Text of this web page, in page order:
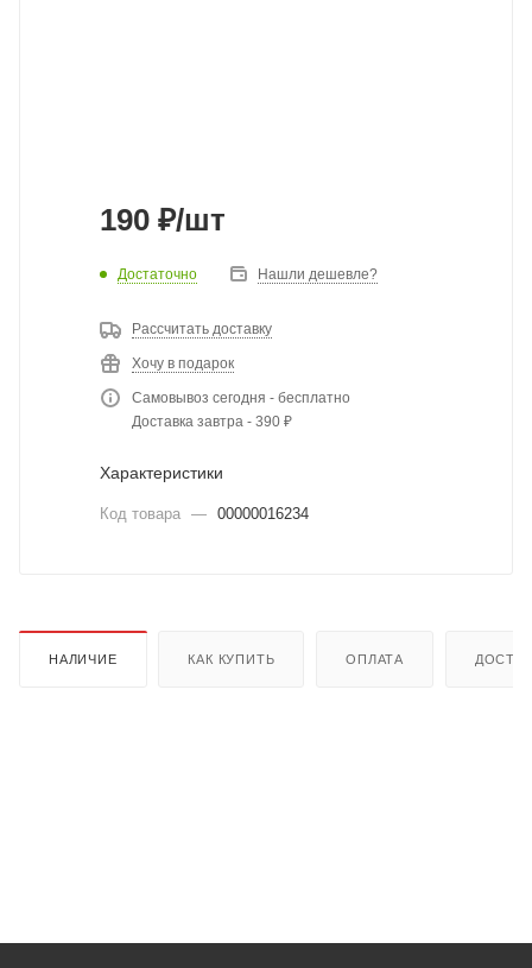
190 ₽/шт
Достаточно Нашли дешевле?
Рассчитать доставку
Хочу в подарок
Самовывоз сегодня - бесплатно
Доставка завтра - 390 ₽
Характеристики
Код товара — 00000016234
НАЛИЧИЕ КАК КУПИТЬ ОПЛАТА